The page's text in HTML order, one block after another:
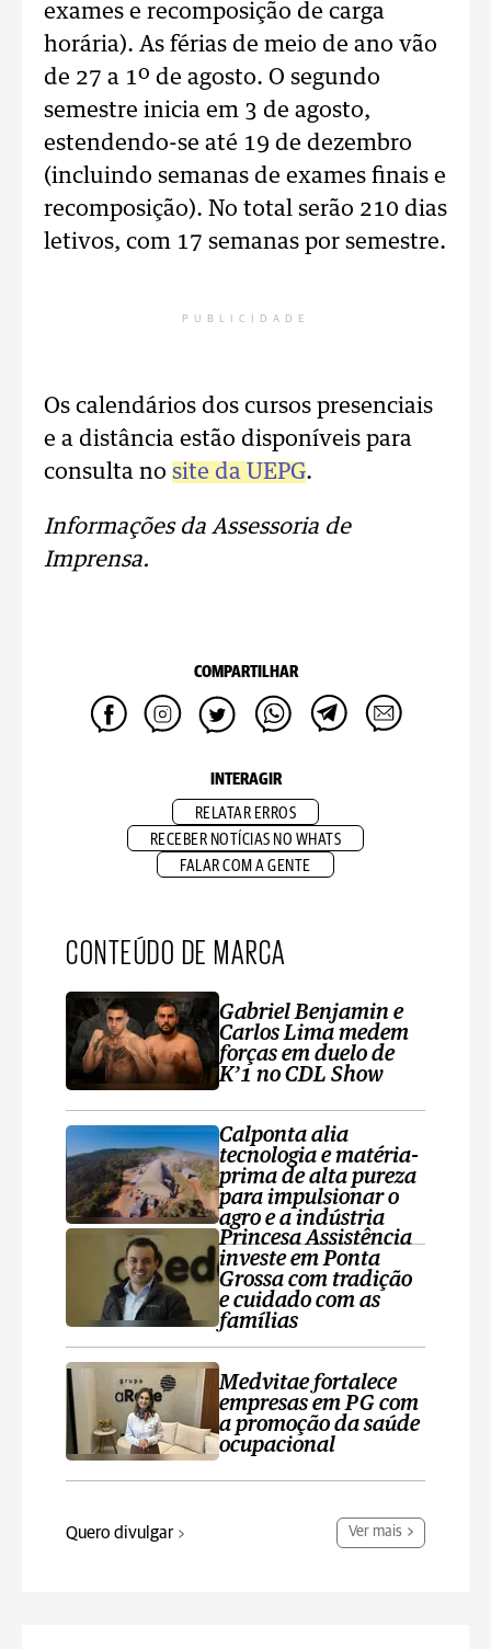
exames e recomposição de carga
horária). As férias de meio de ano vão
de 27 a 1º de agosto. O segundo
semestre inicia em 3 de agosto,
estendendo-se até 19 de dezembro
(incluindo semanas de exames finais e
recomposição). No total serão 210 dias
letivos, com 17 semanas por semestre.
PUBLICIDADE
Os calendários dos cursos presenciais
e a distância estão disponíveis para
consulta no site da UEPG.
Informações da Assessoria de
Imprensa.
COMPARTILHAR
INTERAGIR
RELATAR ERROS
RECEBER NOTÍCIAS NO WHATS
FALAR COM A GENTE
CONTEÚDO DE MARCA
Gabriel Benjamin e
Carlos Lima medem
forças em duelo de
K’1 no CDL Show
Calponta alia
tecnologia e matéria-
prima de alta pureza
para impulsionar o
agro e a indústria
Princesa Assistência
investe em Ponta
Grossa com tradição
e cuidado com as
famílias
Medvitae fortalece
empresas em PG com
a promoção da saúde
ocupacional
Quero divulgar Ver mais